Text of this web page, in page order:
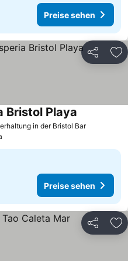
Preise sehen
Teilen
in der Bristol Bar
Bristol Playa
Preise sehen
Teilen